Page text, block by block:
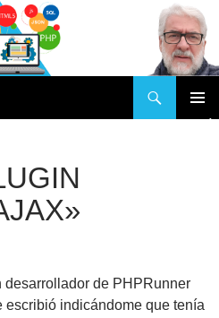
desarrollador de PHPRunner
escribió indicándome que tenía